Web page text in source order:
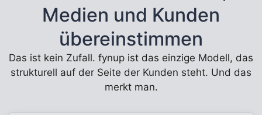
Medien und Kunden
übereinstimmen
Das ist kein Zufall. fynup ist das einzige Modell, das
strukturell auf der Seite der Kunden steht. Und das
merkt man.